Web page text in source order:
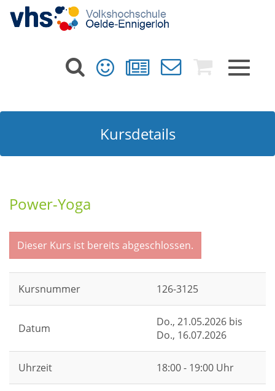
Toggle
Kursdetails
Power-Yoga
Dieser Kurs ist bereits abgeschlossen.
Kursnummer 126-3125
Datum Do., 21.05.2026 bis
Do., 16.07.2026
Uhrzeit 18:00 - 19:00 Uhr